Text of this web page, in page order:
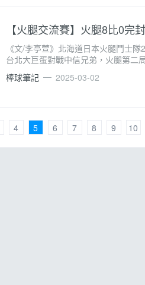
【火腿交流賽】火腿8比0完
《文/李亭萱》北海道日本火腿鬥士
台北大巨蛋對戰中信兄弟，火腿第二
信兄弟，以8:0拿下勝利，交流賽兩勝
敲出三壘安打開啟攻
棒球筆記 2025-03-02
4 5 6 7 8 9 10